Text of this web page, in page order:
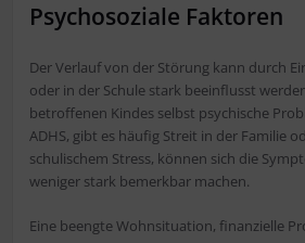
Psychosoziale Faktoren
Der Verlauf von der Störung kann durch
oder in der Schule stark beeinflusst
betroffenen Kindes selbst psychische
ADHS, gibt es häufig Streit in der Familie
schulischem Stress, können sich die
weniger stark bemerkbar machen.
Eine beengte Wohnsituation, finanzielle